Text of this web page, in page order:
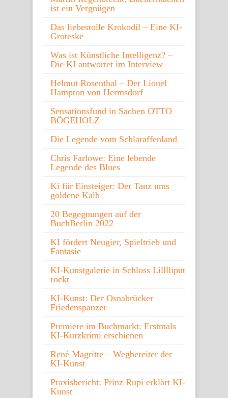
ist ein Vergnügen
Das liebestolle Krokodil – Eine KI-
Groteske
Was ist Künstliche Intelligenz? –
Die KI antwortet im Interview
Helmut Rosenthal – Der Lionel
Hampton von Hermsdorf
Sensationsfund in Sachen OTTO
BÖGEHOLZ
Die Legende vom Schlaraffenland
Chris Farlowe: Eine lebende
Legende des Blues
Ki für Einsteiger: Der Tanz ums
goldene Kalb
20 Begegnungen auf der
BuchBerlin 2022
KI fördert Neugier, Spieltrieb und
Fantasie
KI-Kunstgalerie in Schloss Lilllliput
rockt
KI-Kunst: Der Osnabrücker
Friedenspanzer
Premiere im Buchmarkt: Erstmals
KI-Kurzkrimi erschienen
René Magritte – Wegbereiter der
KI-Kunst
Praxisbericht: Prinz Rupi erklärt KI-
Kunst